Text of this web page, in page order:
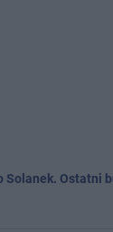
Solanek. Ostatni